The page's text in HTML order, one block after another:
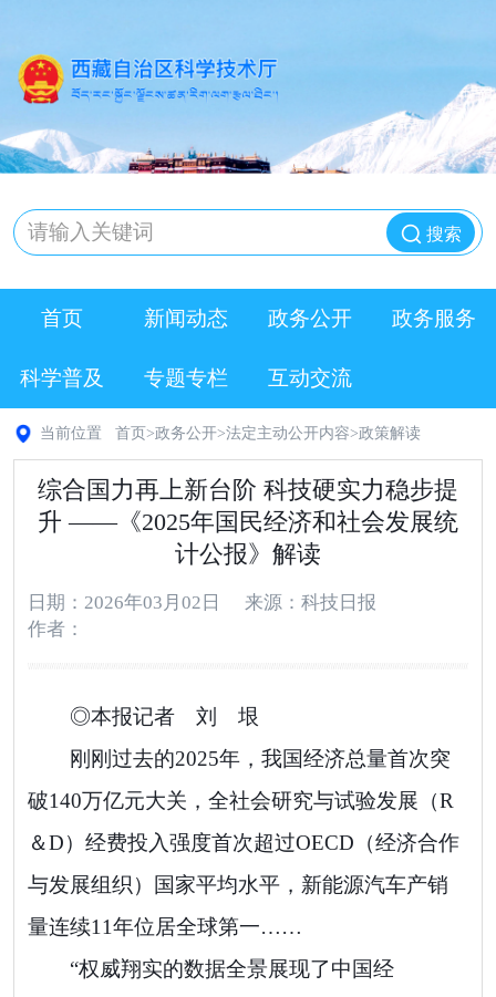
搜索
首页 新闻动态 政务公开 政务服务
科学普及 专题专栏 互动交流
当前位置 首页 >政务公开>法定主动公开内容>政策解读
综合国力再上新台阶 科技硬实力稳步提
升 ——《2025年国民经济和社会发展统
计公报》解读
日期：2026年03月02日
来源：科技日报
作者：
◎本报记者 刘 垠
刚刚过去的2025年，我国经济总量首次突
破140万亿元大关，全社会研究与试验发展（R
＆D）经费投入强度首次超过OECD（经济合作
与发展组织）国家平均水平，新能源汽车产销
量连续11年位居全球第一……
“权威翔实的数据全景展现了中国经